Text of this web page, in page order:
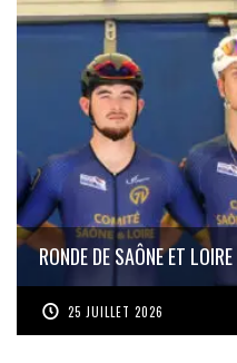
RONDE DE SAÔNE ET LOIRE
25 JUILLET 2026